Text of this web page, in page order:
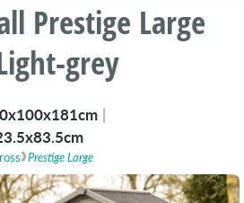
Prestige Large
grey
|
Prestige Large